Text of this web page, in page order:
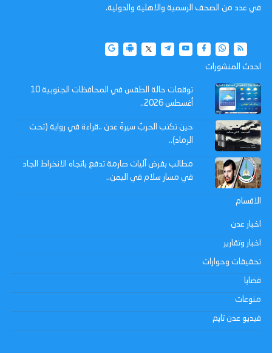
في عدد من الصحف الرسمية والاهلية والدولية.
احدث المنشورات
توقعات حالة الطقس في المحافظات الجنوبية 10
أغسطس 2026..
حين تكتب الحربُ سيرةَ عدن ..قراءة في رواية (تحت
الرماد)..
مطالب بفرض آليات صارمة تدفع باتجاه الانخراط الجاد
في مسار سلام في اليمن..
الاقسام
اخبار عدن
اخبار وتقارير
تحقيقات وحوارات
قضايا
منوعات
فيديو عدن تايم